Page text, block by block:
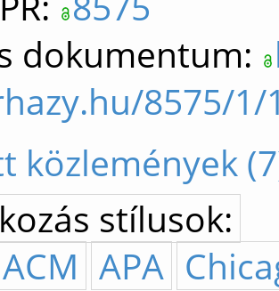
dokumentum:
8575/1/
közlemények
stílusok:
ACM APA